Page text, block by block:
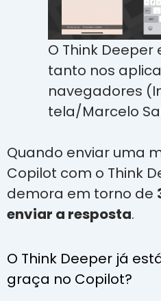
O Think
tanto nos
navegadores
tela/Marcelo
Quando enviar uma
Copilot com o Think
demora em torno de
enviar a resposta.
O Think Deeper já
graça no Copilot?